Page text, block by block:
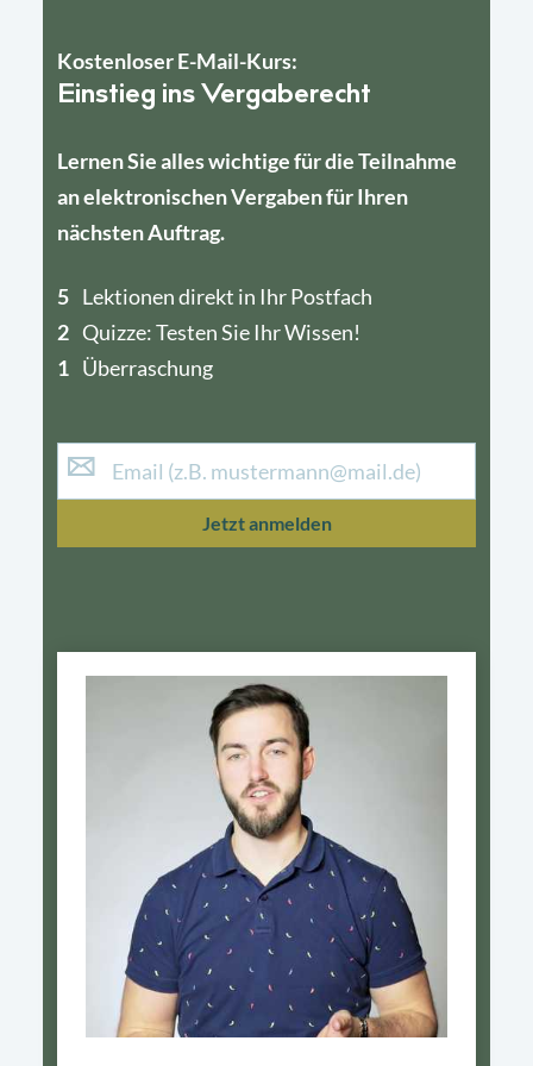
Kostenloser E-Mail-Kurs:
Einstieg ins Vergaberecht
Lernen Sie alles wichtige für die Teilnahme
an elektronischen Vergaben für Ihren
nächsten Auftrag.
5 Lektionen direkt in Ihr Postfach
2 Quizze: Testen Sie Ihr Wissen!
1 Überraschung
4
1
Jetzt anmelden